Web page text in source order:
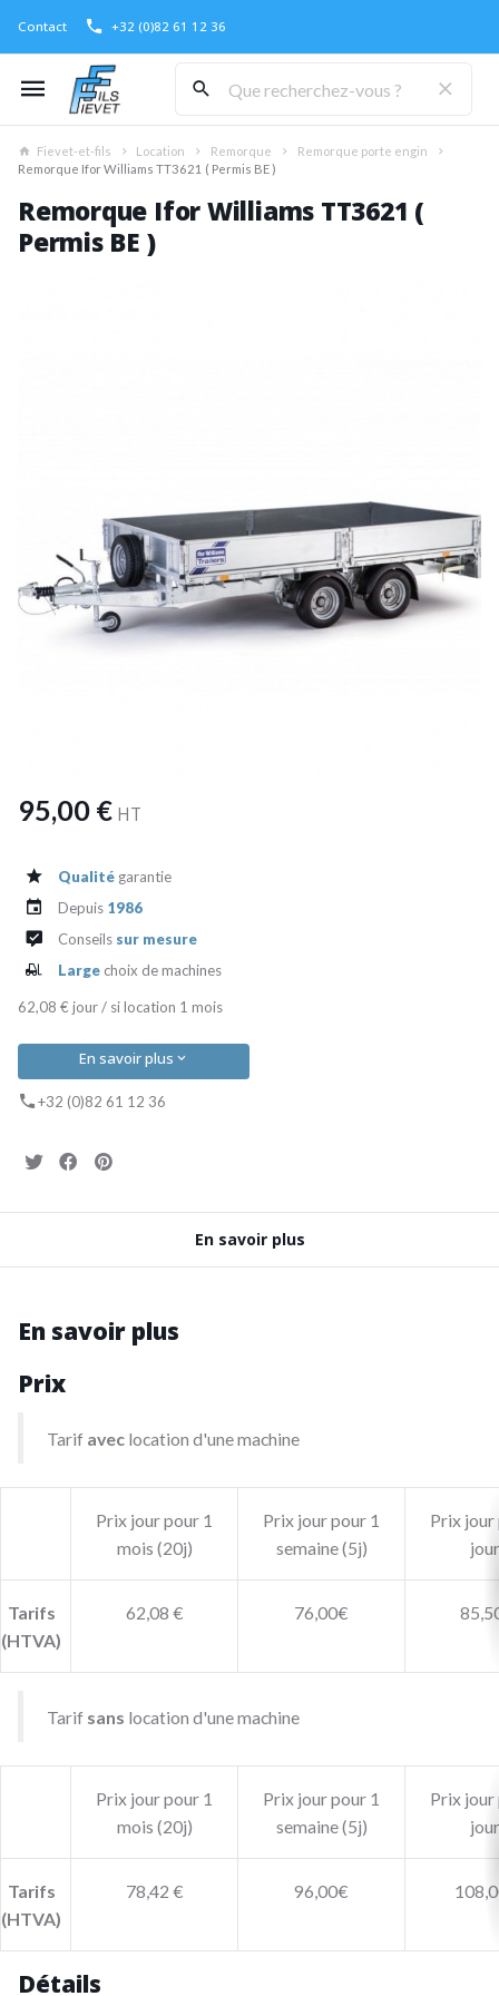
Contact +32 (0)82 61 12 36
Fievet-et-fils Location Remorque
Remorque porte engin
Remorque Ifor Williams TT3621 ( Permis BE )
Remorque Ifor Williams TT3621 (
Permis BE )
95,00 € HT
Qualité garantie
Depuis 1986
Conseils sur mesure
Large choix de machines
62,08 € jour / si location 1 mois
En savoir plus
+32 (0)82 61 12 36
En savoir plus
En savoir plus
Prix
Tarif avec location d'une machine
Prix jour pour 1
mois (20j)
Prix jour pour 1
semaine (5j)
Prix jour
Tarifs
(HTVA)
62,08 € 76,00€
Tarif sans location d'une machine
Prix jour pour 1
mois (20j)
Prix jour pour 1
semaine (5j)
Prix jour
Tarifs
(HTVA)
78,42 € 96,00€
Détails